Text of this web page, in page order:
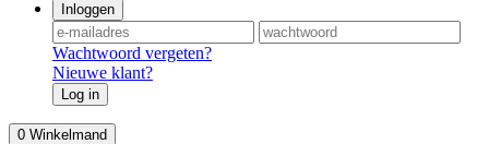
Inloggen
Wachtwoord vergeten?
Nieuwe klant?
Log in
0 Winkelmand